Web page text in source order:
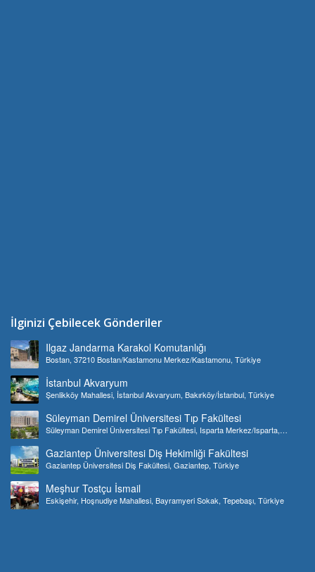
İlginizi Çebilecek Gönderiler
Ilgaz Jandarma Karakol Komutanlığı
Bostan, 37210 Bostan/Kastamonu Merkez/Kastamonu, Türkiye
İstanbul Akvaryum
Şenlikköy Mahallesi, İstanbul Akvaryum, Bakırköy/İstanbul, Türkiye
Süleyman Demirel Üniversitesi Tıp Fakültesi
Süleyman Demirel Üniversitesi Tıp Fakültesi, Isparta Merkez/Isparta,
Gaziantep Üniversitesi Diş Hekimliği Fakültesi
Gaziantep Üniversitesi Diş Fakültesi, Gaziantep, Türkiye
Meşhur Tostçu İsmail
Eskişehir, Hoşnudiye Mahallesi, Bayramyeri Sokak, Tepebaşı, Türkiye